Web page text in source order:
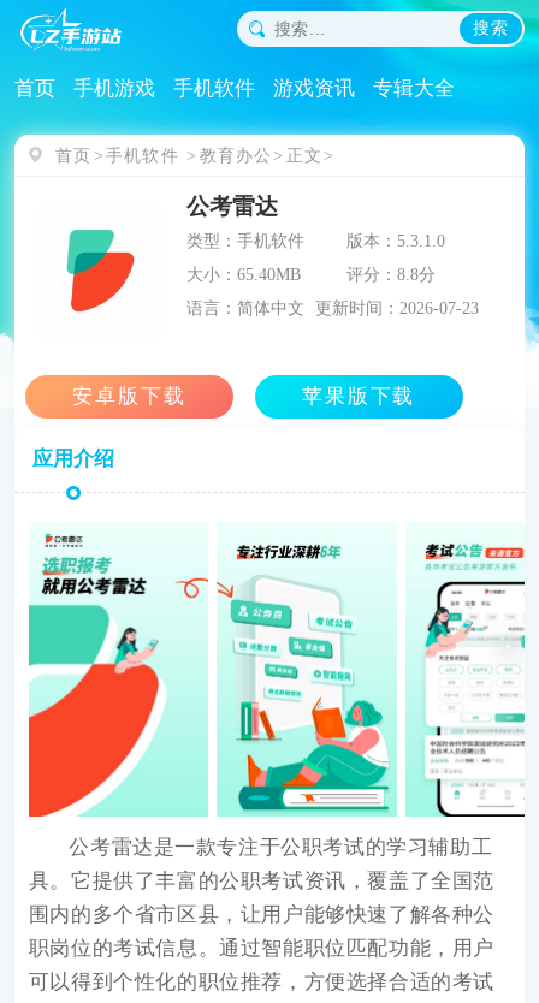
搜索
首页 手机游戏 手机软件 游戏资讯 专辑大全
首页 手机软件 教育办公 正文
公考雷达
类型：手机软件
版本：5.3.1.0
大小：65.40MB
评分：8.8分
语言：简体中文
更新时间：2026-07-23
应用介绍
公考雷达是一款专注于公职考试的学习辅助工
具。它提供了丰富的公职考试资讯，覆盖了全国范
围内的多个省市区县，让用户能够快速了解各种公
职岗位的考试信息。通过智能职位匹配功能，用户
可以得到个性化的职位推荐，方便选择合适的考试